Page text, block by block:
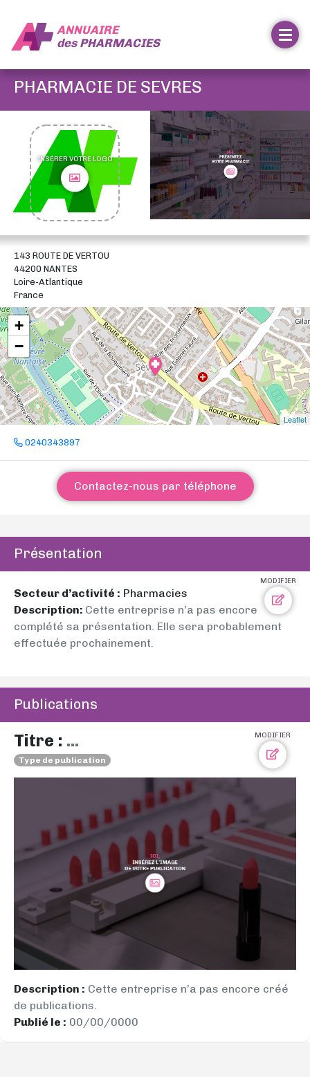
ANNUAIRE
desPHARMACIES
PHARMACIE DE SEVRES
INSÉRER VOTRE LOGO
143 ROUTE DE VERTOU
44200 NANTES
Loire-Atlantique
France
+
−
Leaflet
0240343897
Contactez-nous par téléphone
Présentation
MODIFIER
Secteur d’activité : Pharmacies
Description: Cette entreprise n’a pas encore
complété sa présentation. Elle sera probablement
effectuée prochainement.
Publications
MODIFIER
Titre : ...
Type de publication
Description : Cette entreprise n’a pas encore créé
de publications.
Publié le : 00/00/0000